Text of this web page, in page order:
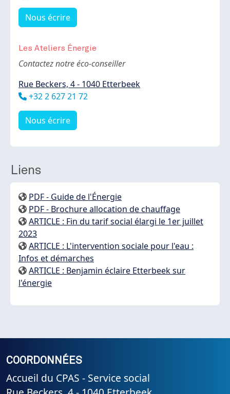
Nous écrire
Les Ateliers Énergie
Body
Contactez notre éco-conseiller
Rue Beckers, 4 - 1040 Etterbeek
Téléphone
+32 2 627 21 72
Nous écrire
Liens
PDF - Guide de l'Énergie
PDF - Brochure allocation de chauffage
ARTICLE : Fin du tarif social élargi le 1er juillet
2023
ARTICLE : L'intervention sociale pour l'eau :
Infos et démarches
ARTICLE : Benjamin éclaire Etterbeek sur
l'énergie
COORDONNÉES
Accueil du CPAS - Service social